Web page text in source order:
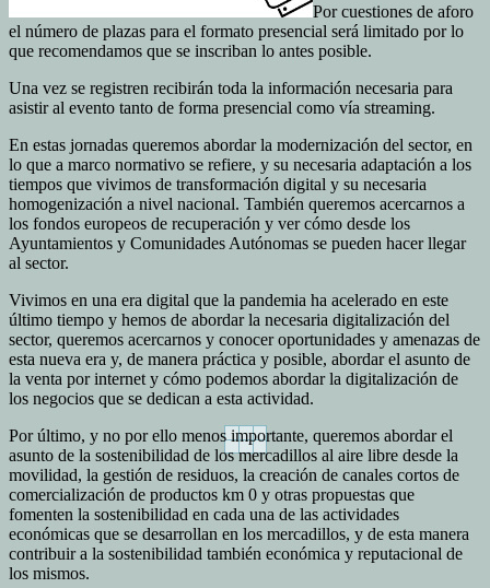
Por cuestiones de aforo
el número de plazas para el formato presencial será limitado por lo
que recomendamos que se inscriban lo antes posible.
Una vez se registren recibirán toda la información necesaria para
asistir al evento tanto de forma presencial como vía streaming.
En estas jornadas queremos abordar la modernización del sector, en
lo que a marco normativo se refiere, y su necesaria adaptación a los
tiempos que vivimos de transformación digital y su necesaria
homogenización a nivel nacional. También queremos acercarnos a
los fondos europeos de recuperación y ver cómo desde los
Ayuntamientos y Comunidades Autónomas se pueden hacer llegar
al sector.
Vivimos en una era digital que la pandemia ha acelerado en este
último tiempo y hemos de abordar la necesaria digitalización del
sector, queremos acercarnos y conocer oportunidades y amenazas de
esta nueva era y, de manera práctica y posible, abordar el asunto de
la venta por internet y cómo podemos abordar la digitalización de
los negocios que se dedican a esta actividad.
Por último, y no por ello menos importante, queremos abordar el
asunto de la sostenibilidad de los mercadillos al aire libre desde la
movilidad, la gestión de residuos, la creación de canales cortos de
comercialización de productos km 0 y otras propuestas que
fomenten la sostenibilidad en cada una de las actividades
económicas que se desarrollan en los mercadillos, y de esta manera
contribuir a la sostenibilidad también económica y reputacional de
los mismos.